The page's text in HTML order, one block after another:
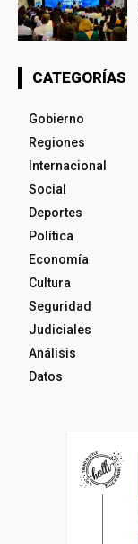
CATEGORÍAS
Gobierno
Regiones
Internacional
Social
Deportes
Política
Economía
Cultura
Seguridad
Judiciales
Análisis
Datos